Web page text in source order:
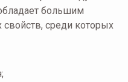
большим
среди которых